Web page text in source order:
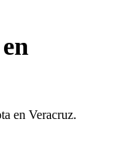
en Veracruz.